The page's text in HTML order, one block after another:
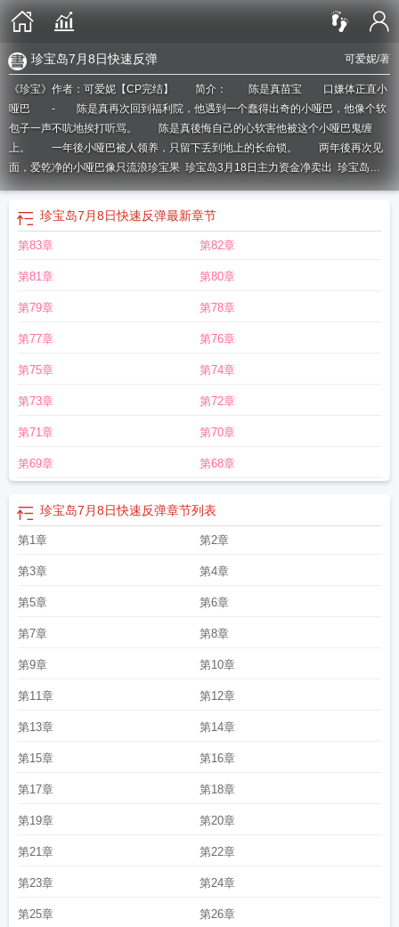
可爱妮/著
珍宝岛7月8日快速反弹
《珍宝》作者：可爱妮【CP完结】 简介： 陈是真苗宝 口嫌体正直小
哑巴 - 陈是真再次回到福利院，他遇到一个蠢得出奇的小哑巴，他像个软
包子一声不吭地挨打听骂。 陈是真後悔自己的心软害他被这个小哑巴鬼缠
上。 一年後小哑巴被人领养，只留下丢到地上的长命锁。 两年後再次见
面，爱乾净的小哑巴像只流浪珍宝果 珍宝岛3月18日主力资金净卖出 珍宝岛药
业珍宝果的功效与作用珍宝岛发布质押公告珍宝岛召开2026年临时股东会珍
宝岛药业推动战略部署落地
珍宝岛称生产经营一切正常
测能力再获认证
丸珍宝丸的功效与副作用 珍宝岛药业布局化药研发
2.32万户
珍宝岛股东户数2.95万户
追缴税款
珍宝岛在哪个位置
药业trs005临床数据亮眼
珍宝岛股东户数2.09万户
战珍宝岛 珍宝岛q3净利降6798.17%
藏药和普通藏药的区别
珍宝岛事件是哪一年发生的
舫 珍宝岛6月30日股东户数公布 珍宝岛1月28日主力资金净卖出
数增1.3%
珍宝岛药业入选医药工业百强珍宝岛涨1.04%
去吗珍宝岛发布公告珍宝蟹怎么做好吃又简单珍宝岛7月8日快速反弹珍宝果
病毒药驰援广西 珍宝岛现在属于哪个国家 珍宝岛a股股东户数降幅逾4%
怎么做好吃
珍宝岛药业完成管理层换届珍宝阁交易平台官网
娱珍宝岛esg评级下降至bbb 珍宝的拼音
数2.91万
珍宝岛今年累计跌幅已超20%珍宝岛1月27日主力资金净卖出
造句珍宝藏药和普通藏药最大的区别 珍宝岛上市11年市值仅剩44亿
之的句式
珍宝的英文珍宝岛4月20日股东户数公布
去脉珍宝岛战役 珍宝岛3月24日主力资金净流出
会议
珍宝坊 珍宝岛目前公司生产经营正常 珍宝莱
交珍宝岛药业股票 珍宝岛简介
版珍宝岛大宗交易折价9.04% 珍宝岛子公司原料药申请获批
图珍宝蟹的做法 珍宝岛股东人数环比增加珍宝岛涨0.84%
珍宝岛7月8日快速反弹最新章节
第83章 第82章
第81章 第80章
第79章 第78章
第77章 第76章
第75章 第74章
第73章 第72章
第71章 第70章
第69章 第68章
珍宝岛7月8日快速反弹章节列表
第1章 第2章
第3章 第4章
第5章 第6章
第7章 第8章
第9章 第10章
第11章 第12章
第13章 第14章
第15章 第16章
第17章 第18章
第19章 第20章
第21章 第22章
第23章 第24章
第25章 第26章